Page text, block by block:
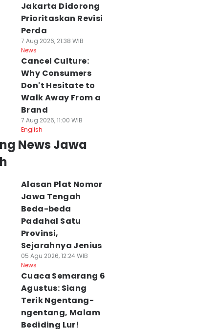
Jakarta Didorong
Prioritaskan Revisi
Perda
7 Aug 2026, 21:38 WIB
News
Cancel Culture:
Why Consumers
Don't Hesitate to
Walk Away From a
Brand
7 Aug 2026, 11:00 WIB
English
News Jawa
Alasan Plat Nomor
Jawa Tengah
Beda-beda
Padahal Satu
Provinsi,
Sejarahnya Jenius
05 Agu 2026, 12:24 WIB
News
Cuaca Semarang 6
Agustus: Siang
Terik Ngentang-
ngentang, Malam
Bediding Lur!